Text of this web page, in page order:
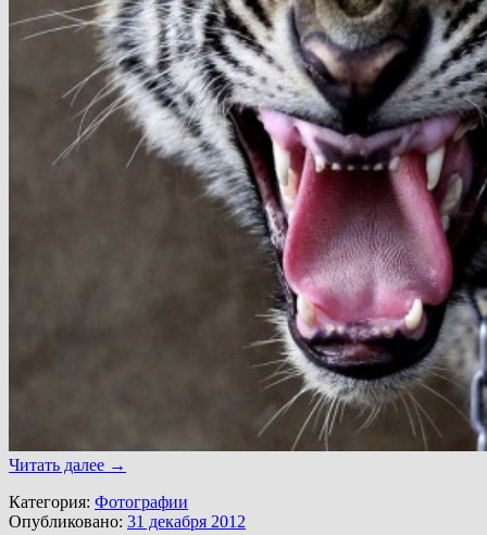
Читать далее →
Категория: Фотографии
Опубликовано: 31 декабря 2012